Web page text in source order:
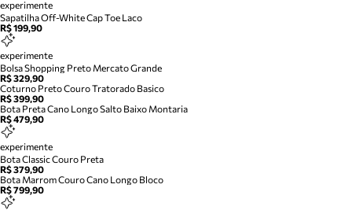
experimente
Sapatilha Off-White Cap Toe Laco
R$ 199,90
experimente
Bolsa Shopping Preto Mercato Grande
R$ 329,90
Coturno Preto Couro Tratorado Basico
R$ 399,90
Bota Preta Cano Longo Salto Baixo Montaria
R$ 479,90
experimente
Bota Classic Couro Preta
R$ 379,90
Bota Marrom Couro Cano Longo Bloco
R$ 799,90